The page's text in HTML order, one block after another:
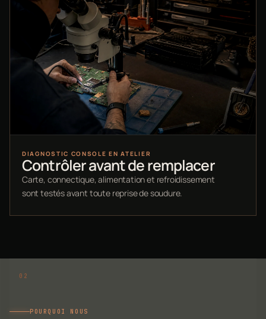
DIAGNOSTIC CONSOLE EN ATELIER
Contrôler avant de remplacer
Carte, connectique, alimentation et refroidissement
sont testés avant toute reprise de soudure.
POURQUOI NOUS